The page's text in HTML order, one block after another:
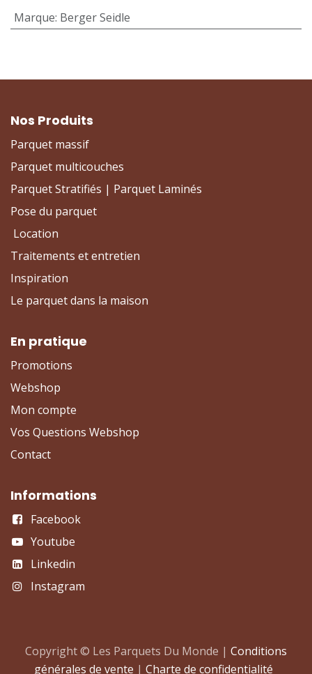
Marque: Berger Seidle
Nos Produits
Parquet massif
Parquet multicouches
Parquet Stratifiés | Parquet Laminés
Pose du parquet
Location
Traitements et entretien
Inspiration
Le parquet dans la maison
En pratique
Promotions
Webshop
Mon compte
Vos Questions Webshop
Contact
Informations
Facebook
Youtube
Linkedin
Instagram
Copyright © Les Parquets Du Monde | Conditions
générales de vente | Charte de confidentialité